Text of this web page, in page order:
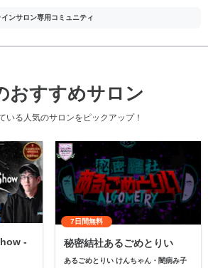
ンサロン専用コミュニティ
おすすめサロン
いる人気のサロンをピックアップ！
-
7日間無料
秘密結社あるごめとりい
あるごめとりい けんちゃん・闇病み子